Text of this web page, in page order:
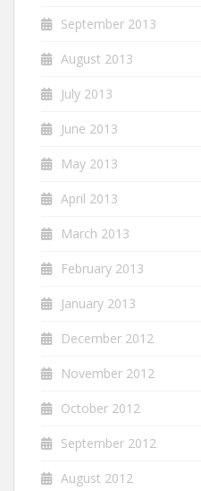
September 2013
August 2013
July 2013
June 2013
May 2013
April 2013
March 2013
February 2013
January 2013
December 2012
November 2012
October 2012
September 2012
August 2012